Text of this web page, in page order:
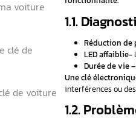
et techniques
de duplication